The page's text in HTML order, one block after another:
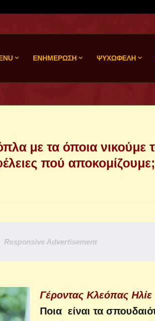
ΕΝΗΜΕΡΩΣΗ ΨΥΧΩΦΕΛΗ
με τα όποια νικούμε
πού αποκομίζουμε;
Responsive Advertisement
Γέροντας Κλεόπας Ηλίε
Ποια είναι τα